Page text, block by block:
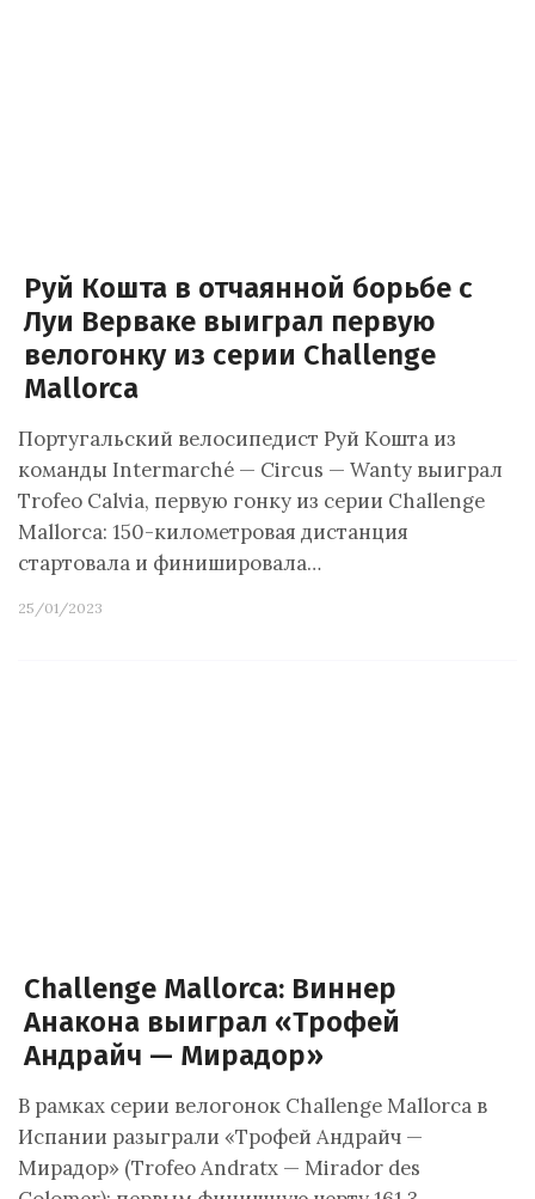
Руй Кошта в отчаянной борьбе с
Луи Верваке выиграл первую
велогонку из серии Challenge
Mallorca
Португальский велосипедист Руй Кошта из
команды Intermarché — Circus — Wanty выиграл
Trofeo Calvia, первую гонку из серии Challenge
Mallorca: 150-километровая дистанция
стартовала и финишировала…
25/01/2023
Challenge Mallorca: Виннер
Анакона выиграл «Трофей
Андрайч — Мирадор»
В рамках серии велогонок Challenge Mallorca в
Испании разыграли «Трофей Андрайч —
Мирадор» (Trofeo Andratx — Mirador des